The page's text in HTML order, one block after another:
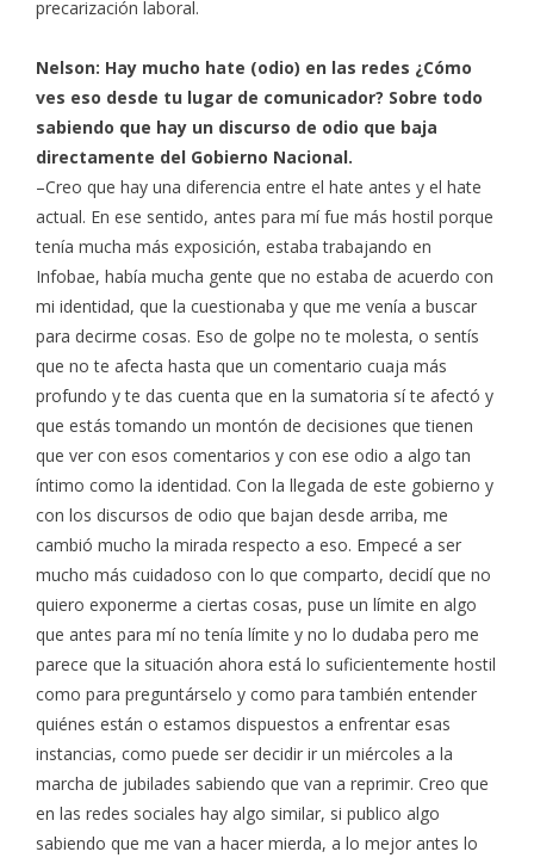
precarización laboral.
Nelson: Hay mucho hate (odio) en las redes ¿Cómo
ves eso desde tu lugar de comunicador? Sobre todo
sabiendo que hay un discurso de odio que baja
directamente del Gobierno Nacional.
–Creo que hay una diferencia entre el hate antes y el hate
actual. En ese sentido, antes para mí fue más hostil porque
tenía mucha más exposición, estaba trabajando en
Infobae, había mucha gente que no estaba de acuerdo con
mi identidad, que la cuestionaba y que me venía a buscar
para decirme cosas. Eso de golpe no te molesta, o sentís
que no te afecta hasta que un comentario cuaja más
profundo y te das cuenta que en la sumatoria sí te afectó y
que estás tomando un montón de decisiones que tienen
que ver con esos comentarios y con ese odio a algo tan
íntimo como la identidad. Con la llegada de este gobierno y
con los discursos de odio que bajan desde arriba, me
cambió mucho la mirada respecto a eso. Empecé a ser
mucho más cuidadoso con lo que comparto, decidí que no
quiero exponerme a ciertas cosas, puse un límite en algo
que antes para mí no tenía límite y no lo dudaba pero me
parece que la situación ahora está lo suficientemente hostil
como para preguntárselo y como para también entender
quiénes están o estamos dispuestos a enfrentar esas
instancias, como puede ser decidir ir un miércoles a la
marcha de jubilades sabiendo que van a reprimir. Creo que
en las redes sociales hay algo similar, si publico algo
sabiendo que me van a hacer mierda, a lo mejor antes lo